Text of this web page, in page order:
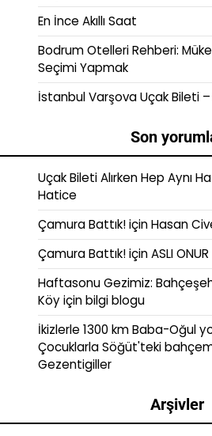
En İnce Akıllı Saat
Bodrum Otelleri Rehberi:
Seçimi Yapmak
İstanbul Varşova Uçak Bileti
Son
Uçak Bileti Alırken Hep Aynı
Hatice
Çamura Battık!içinHasan
Çamura Battık!içinASLI ONUR
Haftasonu Gezimiz:
Köyiçinbilgi blogu
İkizlerle 1300 km Baba-Oğul
Çocuklarla Söğüt'teki
Gezentigiller
Arşivler